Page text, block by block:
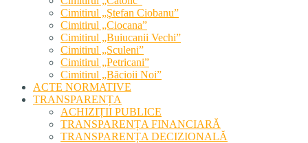
Cimitirul „Ştefan Ciobanu”
Cimitirul „Ciocana”
Cimitirul „Buiucanii Vechi”
Cimitirul „Sculeni”
Cimitirul „Petricani”
Cimitirul „Băcioii Noi”
ACTE NORMATIVE
TRANSPARENȚA
ACHIZIȚII PUBLICE
TRANSPARENȚA FINANCIARĂ
TRANSPARENȚA DECIZIONALĂ